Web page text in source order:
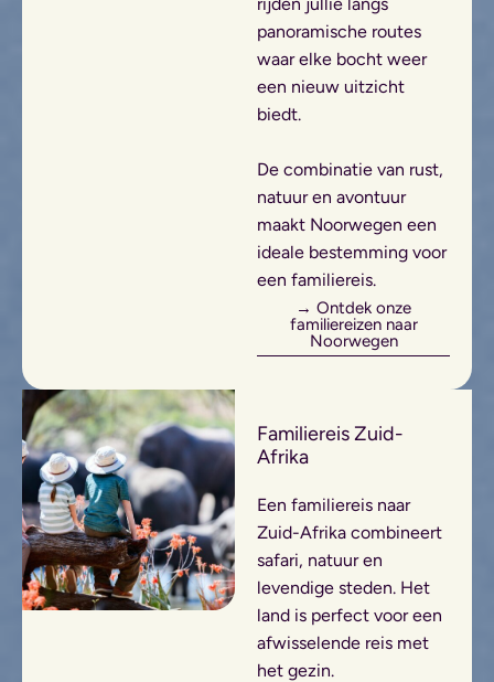
panoramische routes
waar elke bocht weer
een nieuw uitzicht
biedt.
De combinatie van rust,
natuur en avontuur
maakt Noorwegen een
ideale bestemming voor
een familiereis.
→ Ontdek onze
familiereizen naar
Noorwegen
Familiereis Zuid-
Afrika
Een familiereis naar
Zuid-Afrika combineert
safari, natuur en
levendige steden. Het
land is perfect voor een
afwisselende reis met
het gezin.